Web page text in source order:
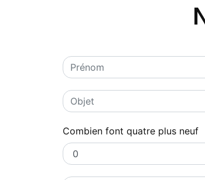
Combien font quatre plus neuf